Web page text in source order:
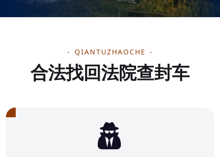
QIANTUZHAOCHE
合法找回法院查封车